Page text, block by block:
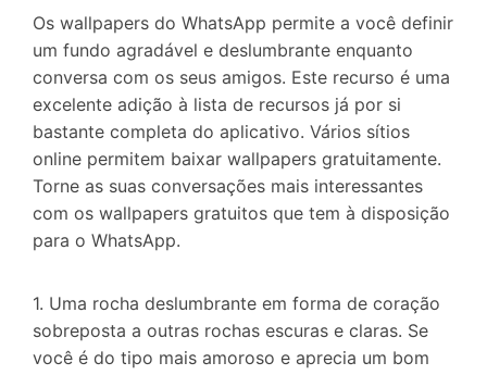
Os wallpapers do WhatsApp permite a você definir
um fundo agradável e deslumbrante enquanto
conversa com os seus amigos. Este recurso é uma
excelente adição à lista de recursos já por si
bastante completa do aplicativo. Vários sítios
online permitem baixar wallpapers gratuitamente.
Torne as suas conversações mais interessantes
com os wallpapers gratuitos que tem à disposição
para o WhatsApp.
1. Uma rocha deslumbrante em forma de coração
sobreposta a outras rochas escuras e claras. Se
você é do tipo mais amoroso e aprecia um bom